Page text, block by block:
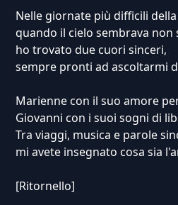
Nelle giornate più difficili
quando il cielo sembrava non
ho trovato due cuori sinceri,
sempre pronti ad ascoltarmi
Marienne con il suo amore
Giovanni con i suoi sogni di
Tra viaggi, musica e parole
mi avete insegnato cosa sia
[Ritornello]